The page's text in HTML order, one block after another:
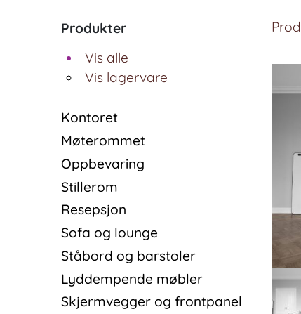
Produkter
Vis alle
Vis lagervare
Kontoret
Møterommet
Oppbevaring
Stillerom
Resepsjon
Sofa og lounge
Ståbord og barstoler
Lyddempende møbler
Skjermvegger og frontpanel